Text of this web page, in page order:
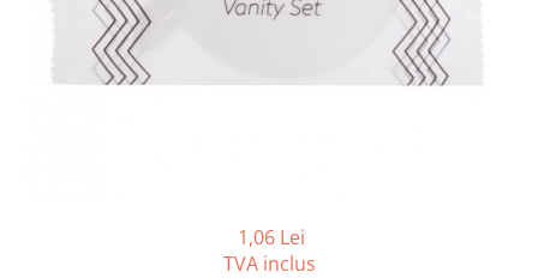
Gama de cosmetice hoteliere
Salvatore Ferragamo
Gama de cosmetice hoteliere Sense
1,06 Lei
TVA inclus